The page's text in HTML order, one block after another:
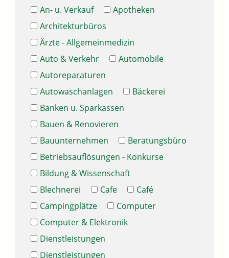
An- u. Verkauf
Apotheken
Architekturbüros
Ärzte - Allgemeinmedizin
Auto & Verkehr
Automobile
Autoreparaturen
Autowaschanlagen
Bäckerei
Banken u. Sparkassen
Bauen & Renovieren
Bauunternehmen
Beratungsbüro
Betriebsauflösungen - Konkurse
Bildung & Wissenschaft
Blechnerei
Cafe
Café
Campingplätze
Computer
Computer & Elektronik
Dienstleistungen
Dienstleistungen